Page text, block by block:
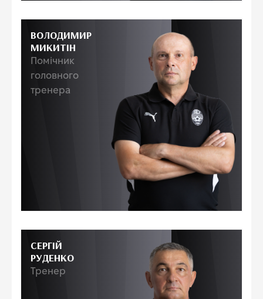
ВОЛОДИМИР
МИКИТІН
Помічник
головного
тренера
СЕРГІЙ
РУДЕНКО
Тренер